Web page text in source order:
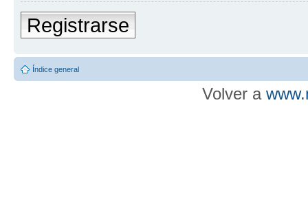
Registrarse
Índice general
Volver a